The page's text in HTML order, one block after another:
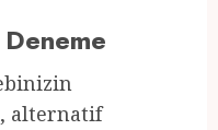
alternatif